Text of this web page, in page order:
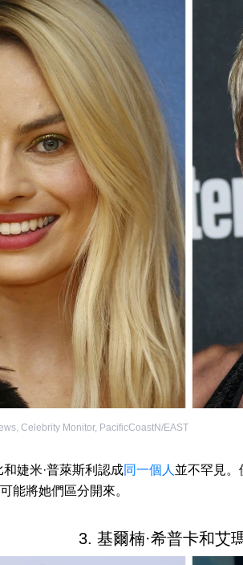
, Celebrity Monitor, PacificCoastN/EAST
和婕米·普萊斯利認成同一個人 並不罕見。
能將她們區分開來。
3. 基爾楠·希普卡和艾